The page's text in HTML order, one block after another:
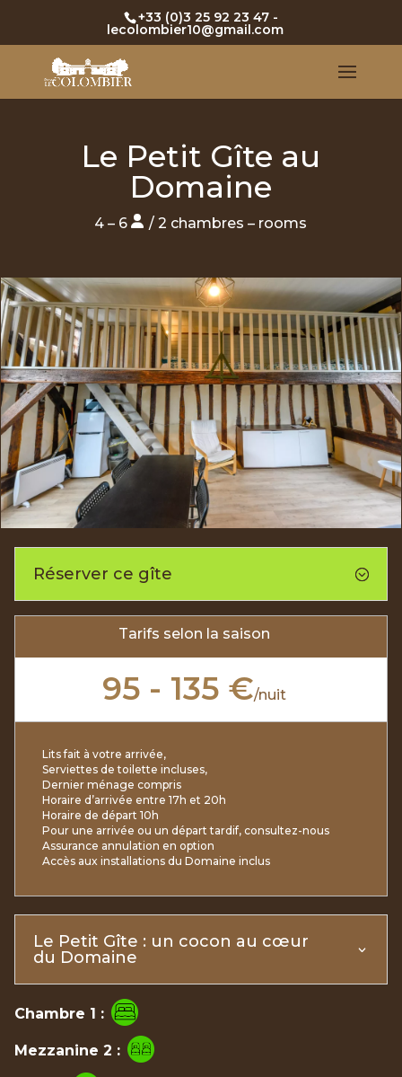
+33 (0)3 25 92 23 47-
lecolombier10@gmail.com
Le Petit Gîte au
Domaine
4 – 6 / 2 chambres – rooms
Réserver ce gîte
Tarifs selon la saison
95 - 135 €/nuit
Lits fait à votre arrivée,
Serviettes de toilette incluses,
Dernier ménage compris
Horaire d’arrivée entre 17h et 20h
Horaire de départ 10h
Pour une arrivée ou un départ tardif, consultez-nous
Assurance annulation en option
Accès aux installations du Domaine inclus
Le Petit Gîte : un cocon au cœur
du Domaine
Chambre 1 :
Mezzanine 2 :